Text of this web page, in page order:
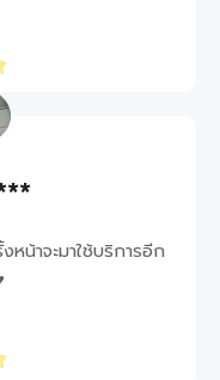
น้าจะมาใช้บริการอีก